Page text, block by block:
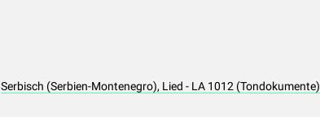
Serbisch (Serbien-Montenegro), Lied - LA 1012 (Tondokumente)